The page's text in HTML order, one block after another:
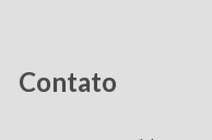
Contato